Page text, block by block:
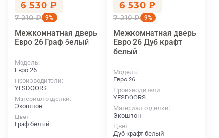
6 530 ₽
7 210 ₽ 9%
Межкомнатная дверь
Евро 26 Граф белый
Модель
Евро 26
Производители
YESDOORS
Материал отделки
Экошпон
Цвет
Граф белый
6 530 ₽
7 210 ₽ 9%
Межкомнатная дверь
Евро 26 Дуб крафт
белый
Модель
Евро 26
Производители
YESDOORS
Материал отделки
Экошпон
Цвет
Дуб крафт белый